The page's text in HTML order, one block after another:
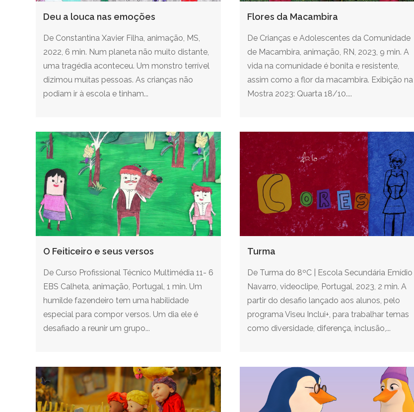
Deu a louca nas emoções
De Constantina Xavier Filha, animação, MS,
2022, 6 min. Num planeta não muito distante,
uma tragédia aconteceu. Um monstro terrível
dizimou muitas pessoas. As crianças não
podiam ir à escola e tinham...
Flores da Macambira
De Crianças e Adolescentes da Comunidade
de Macambira, animação, RN, 2023, 9 min. A
vida na comunidade é bonita e resistente,
assim como a flor da macambira. Exibição na
Mostra 2023: Quarta 18/10....
O Feiticeiro e seus versos
De Curso Profissional Técnico Multimédia 11- 6
EBS Calheta, animação, Portugal, 1 min. Um
humilde fazendeiro tem uma habilidade
especial para compor versos. Um dia ele é
desafiado a reunir um grupo...
Turma
De Turma do 8ºC | Escola Secundária Emídio
Navarro, videoclipe, Portugal, 2023, 2 min. A
partir do desafio lançado aos alunos, pelo
programa Viseu Inclui+, para trabalhar temas
como diversidade, diferença, inclusão,...